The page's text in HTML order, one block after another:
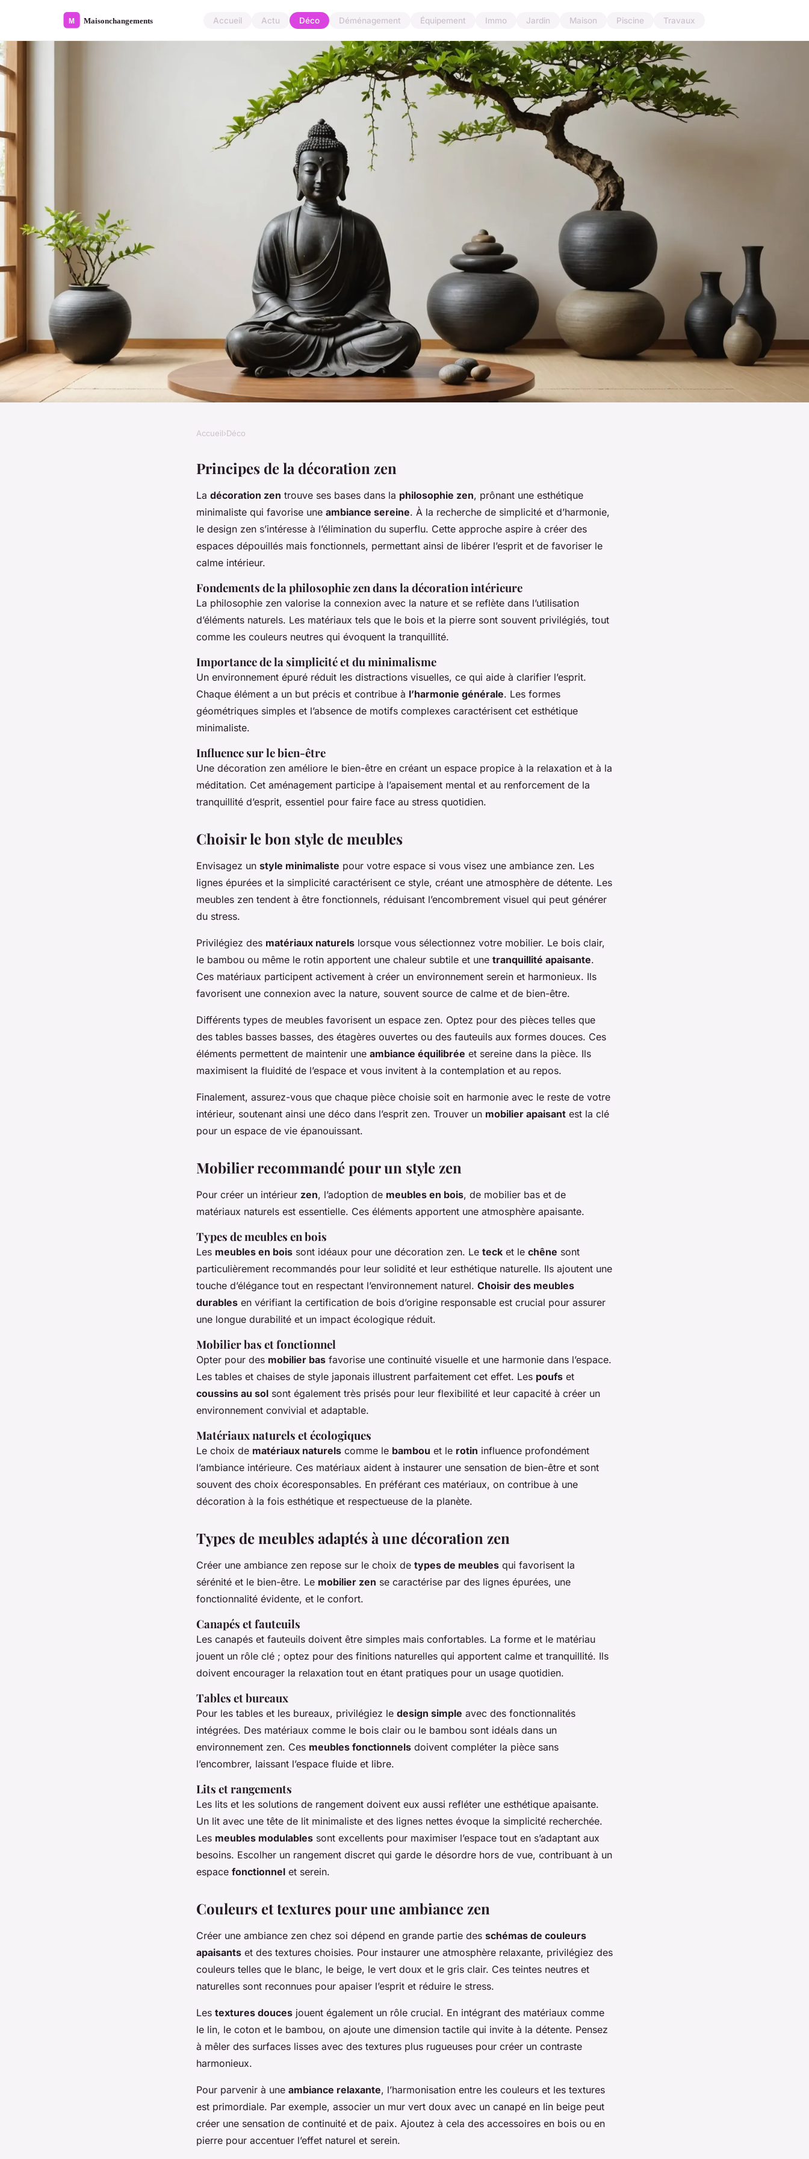
Accueil Actu Déco Déménagement Équipement Immo Jardin Maison Piscine Travaux
Acheter des meubles pour une
décoration zen : guide pratique
Accueil›Déco
Principes de la décoration zen
La décoration zen trouve ses bases dans la philosophie zen, prônant une esthétique
minimaliste qui favorise une ambiance sereine. À la recherche de simplicité et d’harmonie,
le design zen s’intéresse à l’élimination du superflu. Cette approche aspire à créer des
espaces dépouillés mais fonctionnels, permettant ainsi de libérer l’esprit et de favoriser le
calme intérieur.
Fondements de la philosophie zen dans la décoration intérieure
La philosophie zen valorise la connexion avec la nature et se reflète dans l’utilisation
d’éléments naturels. Les matériaux tels que le bois et la pierre sont souvent privilégiés, tout
comme les couleurs neutres qui évoquent la tranquillité.
Importance de la simplicité et du minimalisme
Un environnement épuré réduit les distractions visuelles, ce qui aide à clarifier l’esprit.
Chaque élément a un but précis et contribue à l’harmonie générale. Les formes
géométriques simples et l’absence de motifs complexes caractérisent cet esthétique
minimaliste.
Influence sur le bien-être
Une décoration zen améliore le bien-être en créant un espace propice à la relaxation et à la
méditation. Cet aménagement participe à l’apaisement mental et au renforcement de la
tranquillité d’esprit, essentiel pour faire face au stress quotidien.
Choisir le bon style de meubles
Envisagez un style minimaliste pour votre espace si vous visez une ambiance zen. Les
lignes épurées et la simplicité caractérisent ce style, créant une atmosphère de détente. Les
meubles zen tendent à être fonctionnels, réduisant l’encombrement visuel qui peut générer
du stress.
Privilégiez des matériaux naturels lorsque vous sélectionnez votre mobilier. Le bois clair,
le bambou ou même le rotin apportent une chaleur subtile et une tranquillité apaisante.
Ces matériaux participent activement à créer un environnement serein et harmonieux. Ils
favorisent une connexion avec la nature, souvent source de calme et de bien-être.
Différents types de meubles favorisent un espace zen. Optez pour des pièces telles que
des tables basses basses, des étagères ouvertes ou des fauteuils aux formes douces. Ces
éléments permettent de maintenir une ambiance équilibrée et sereine dans la pièce. Ils
maximisent la fluidité de l’espace et vous invitent à la contemplation et au repos.
Finalement, assurez-vous que chaque pièce choisie soit en harmonie avec le reste de votre
intérieur, soutenant ainsi une déco dans l’esprit zen. Trouver un mobilier apaisant est la clé
pour un espace de vie épanouissant.
Mobilier recommandé pour un style zen
Pour créer un intérieur zen, l’adoption de meubles en bois, de mobilier bas et de
matériaux naturels est essentielle. Ces éléments apportent une atmosphère apaisante.
Types de meubles en bois
Les meubles en bois sont idéaux pour une décoration zen. Le teck et le chêne sont
particulièrement recommandés pour leur solidité et leur esthétique naturelle. Ils ajoutent une
touche d’élégance tout en respectant l’environnement naturel. Choisir des meubles
durables en vérifiant la certification de bois d’origine responsable est crucial pour assurer
une longue durabilité et un impact écologique réduit.
Mobilier bas et fonctionnel
Opter pour des mobilier bas favorise une continuité visuelle et une harmonie dans l’espace.
Les tables et chaises de style japonais illustrent parfaitement cet effet. Les poufs et
coussins au sol sont également très prisés pour leur flexibilité et leur capacité à créer un
environnement convivial et adaptable.
Matériaux naturels et écologiques
Le choix de matériaux naturels comme le bambou et le rotin influence profondément
l’ambiance intérieure. Ces matériaux aident à instaurer une sensation de bien-être et sont
souvent des choix écoresponsables. En préférant ces matériaux, on contribue à une
décoration à la fois esthétique et respectueuse de la planète.
Types de meubles adaptés à une décoration zen
Créer une ambiance zen repose sur le choix de types de meubles qui favorisent la
sérénité et le bien-être. Le mobilier zen se caractérise par des lignes épurées, une
fonctionnalité évidente, et le confort.
Canapés et fauteuils
Les canapés et fauteuils doivent être simples mais confortables. La forme et le matériau
jouent un rôle clé ; optez pour des finitions naturelles qui apportent calme et tranquillité. Ils
doivent encourager la relaxation tout en étant pratiques pour un usage quotidien.
Tables et bureaux
Pour les tables et les bureaux, privilégiez le design simple avec des fonctionnalités
intégrées. Des matériaux comme le bois clair ou le bambou sont idéals dans un
environnement zen. Ces meubles fonctionnels doivent compléter la pièce sans
l’encombrer, laissant l’espace fluide et libre.
Lits et rangements
Les lits et les solutions de rangement doivent eux aussi refléter une esthétique apaisante.
Un lit avec une tête de lit minimaliste et des lignes nettes évoque la simplicité recherchée.
Les meubles modulables sont excellents pour maximiser l’espace tout en s’adaptant aux
besoins. Escolher un rangement discret qui garde le désordre hors de vue, contribuant à un
espace fonctionnel et serein.
Couleurs et textures pour une ambiance zen
Créer une ambiance zen chez soi dépend en grande partie des schémas de couleurs
apaisants et des textures choisies. Pour instaurer une atmosphère relaxante, privilégiez des
couleurs telles que le blanc, le beige, le vert doux et le gris clair. Ces teintes neutres et
naturelles sont reconnues pour apaiser l’esprit et réduire le stress.
Les textures douces jouent également un rôle crucial. En intégrant des matériaux comme
le lin, le coton et le bambou, on ajoute une dimension tactile qui invite à la détente. Pensez
à mêler des surfaces lisses avec des textures plus rugueuses pour créer un contraste
harmonieux.
Pour parvenir à une ambiance relaxante, l’harmonisation entre les couleurs et les textures
est primordiale. Par exemple, associer un mur vert doux avec un canapé en lin beige peut
créer une sensation de continuité et de paix. Ajoutez à cela des accessoires en bois ou en
pierre pour accentuer l’effet naturel et serein.